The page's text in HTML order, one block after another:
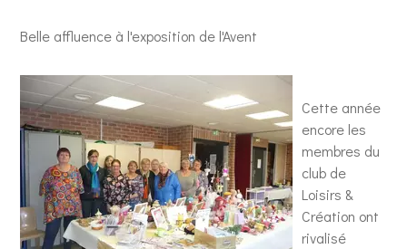
Belle affluence à l'exposition de l'Avent
Cette année
encore les
membres du
club de
Loisirs &
Création ont
rivalisé